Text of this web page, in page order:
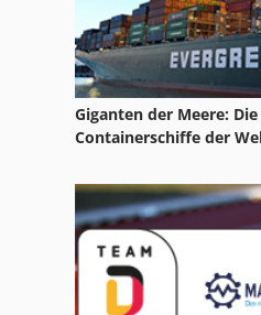
Giganten der Meere:
Containerschiffe der